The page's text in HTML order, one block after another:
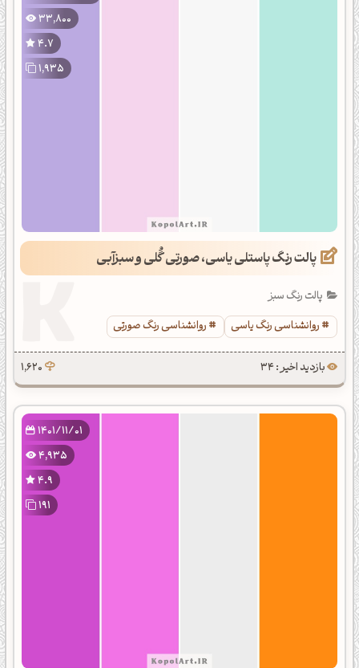
33,800
4.7
1,935
پالت رنگ پاستلی یاسی، صورتی گُلی و سبزآبی
پالت رنگ سبز
روانشناسی رنگ یاسی
روانشناسی رنگ صورتی
بازدید اخیر : 34 1,620
1401/11/01
4,935
4.9
191